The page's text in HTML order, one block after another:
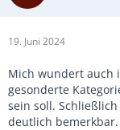
19. Juni 2024
Mich wundert auch
gesonderte
sein soll.
deutlich bemerkbar.